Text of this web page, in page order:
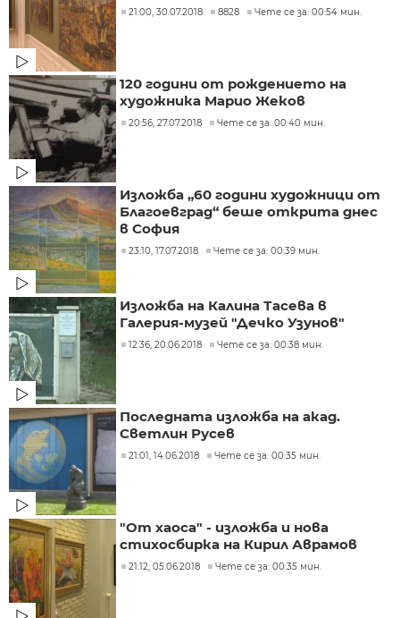
21:00, 30.07.2018 8828 Чете се за: 00:54 мин.
120 години от рождението на
художника Марио Жеков
20:56, 27.07.2018 Чете се за: 00:40 мин.
Изложба „60 години художници от
Благоевград“ беше открита днес
в София
23:10, 17.07.2018 Чете се за: 00:39 мин.
Изложба на Калина Тасева в
Галерия-музей "Дечко Узунов"
12:36, 20.06.2018 Чете се за: 00:38 мин.
Последната изложба на акад.
Светлин Русев
21:01, 14.06.2018 Чете се за: 00:35 мин.
"От хаоса" - изложба и нова
стихосбирка на Кирил Аврамов
21:12, 05.06.2018 Чете се за: 00:35 мин.